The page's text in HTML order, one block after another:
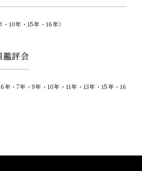
・10年・15年・16年）
鑑評会
6年・7年・9年・10年・11年・13年・15年・16